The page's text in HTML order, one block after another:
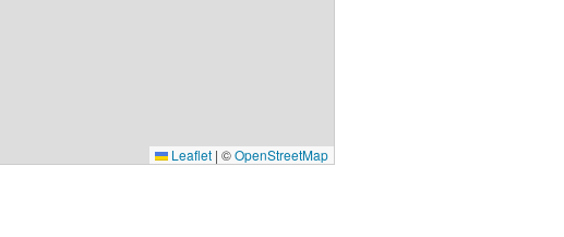
Leaflet | ©OpenStreetMap